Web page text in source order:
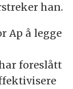
han.
Ap å legge
foreslått